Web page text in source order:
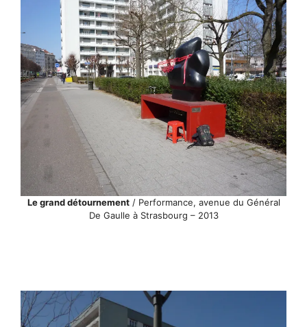
Le grand détournement/ Performance, avenue du Général
De Gaulle à Strasbourg – 2013